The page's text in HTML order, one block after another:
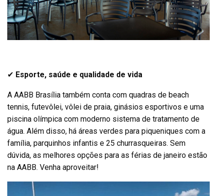
✔ Esporte, saúde e qualidade de vida
A AABB Brasília também conta com quadras de beach
tennis, futevôlei, vôlei de praia, ginásios esportivos e uma
piscina olímpica com moderno sistema de tratamento de
água. Além disso, há áreas verdes para piqueniques com a
família, parquinhos infantis e 25 churrasqueiras. Sem
dúvida, as melhores opções para as férias de janeiro estão
na AABB. Venha aproveitar!